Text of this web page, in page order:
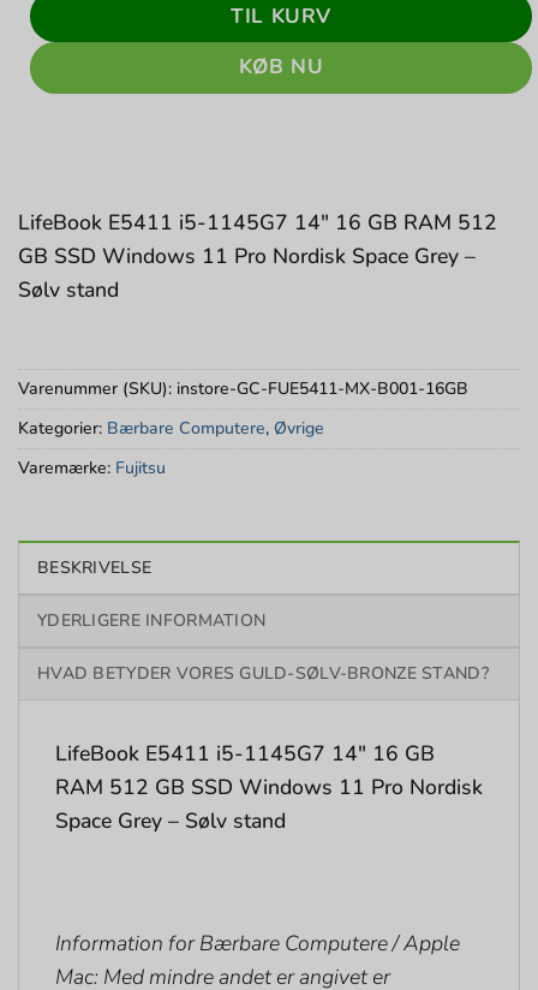
TIL KURV
KØB NU
LifeBook E5411 i5-1145G7 14″ 16 GB RAM 512
GB SSD Windows 11 Pro Nordisk Space Grey –
Sølv stand
Varenummer (SKU): instore-GC-FUE5411-MX-B001-16GB
Kategorier: Bærbare Computere, Øvrige
Varemærke: Fujitsu
BESKRIVELSE
YDERLIGERE INFORMATION
HVAD BETYDER VORES GULD-SØLV-BRONZE STAND?
LifeBook E5411 i5-1145G7 14″ 16 GB
RAM 512 GB SSD Windows 11 Pro Nordisk
Space Grey – Sølv stand
Information for Bærbare Computere / Apple
Mac: Med mindre andet er angivet er